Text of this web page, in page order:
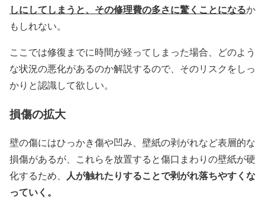
しにしてしまうと、その修理費の多さに驚くことになるか
もしれない。
ここでは修復までに時間が経ってしまった場合、どのよう
な状況の悪化があるのか解説するので、そのリスクをしっ
かりと認識して欲しい。
損傷の拡大
壁の傷にはひっかき傷や凹み、壁紙の剥がれなど表層的な
損傷があるが、これらを放置すると傷口まわりの壁紙が硬
化するため、 人が触れたりすることで剥がれ落ちやすくな
っていく。